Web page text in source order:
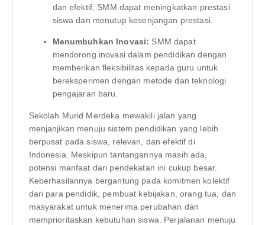
dan efektif, SMM dapat meningkatkan prestasi
siswa dan menutup kesenjangan prestasi.
Menumbuhkan Inovasi: SMM dapat
mendorong inovasi dalam pendidikan dengan
memberikan fleksibilitas kepada guru untuk
bereksperimen dengan metode dan teknologi
pengajaran baru.
Sekolah Murid Merdeka mewakili jalan yang
menjanjikan menuju sistem pendidikan yang lebih
berpusat pada siswa, relevan, dan efektif di
Indonesia. Meskipun tantangannya masih ada,
potensi manfaat dari pendekatan ini cukup besar.
Keberhasilannya bergantung pada komitmen kolektif
dari para pendidik, pembuat kebijakan, orang tua, dan
masyarakat untuk menerima perubahan dan
memprioritaskan kebutuhan siswa. Perjalanan menuju